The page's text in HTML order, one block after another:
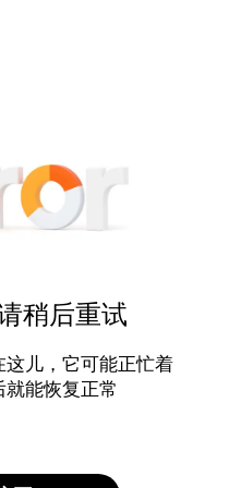
稍后重试
儿，它可能正忙着
就能恢复正常